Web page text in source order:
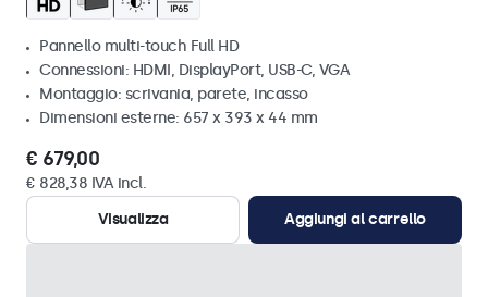
Pannello multi-touch Full HD
Connessioni: HDMI, DisplayPort, USB-C, VGA
Montaggio: scrivania, parete, incasso
Dimensioni esterne: 657 x 393 x 44 mm
€ 679,00
€ 828,38 IVA incl.
Visualizza
Aggiungi al carrello